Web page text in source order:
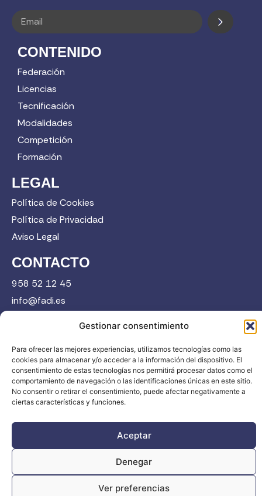
Gestionar consentimiento
Para ofrecer las mejores experiencias, utilizamos tecnologías como las
cookies para almacenar y/o acceder a la información del dispositivo. El
consentimiento de estas tecnologías nos permitirá procesar datos como el
comportamiento de navegación o las identificaciones únicas en este sitio.
No consentir o retirar el consentimiento, puede afectar negativamente a
ciertas características y funciones.
Aceptar
Denegar
Ver preferencias
CONTENIDO
Federación
Licencias
Tecnificación
Modalidades
Competición
Formación
LEGAL
Política de Cookies
Política de Privacidad
Aviso Legal
CONTACTO
958 52 12 45
info@fadi.es
Contacta
FADI © 2026. Federación Andaluza de Deportes de Invierno |
Todos los derechos reservados